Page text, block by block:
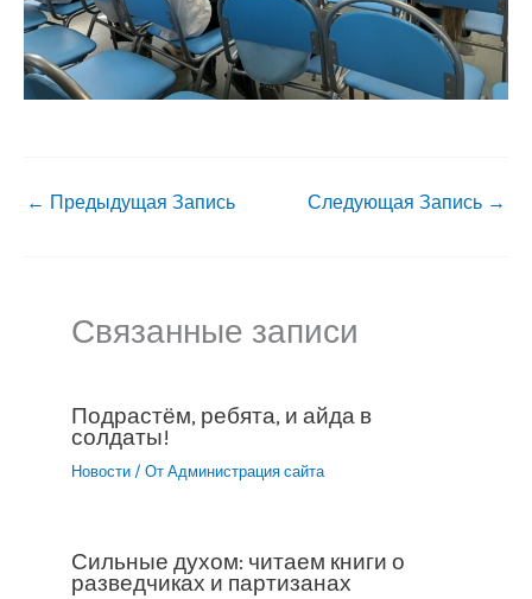
← Предыдущая Запись Следующая Запись →
Связанные записи
Подрастём, ребята, и айда в
солдаты!
Новости / От Администрация сайта
Сильные духом: читаем книги о
разведчиках и партизанах